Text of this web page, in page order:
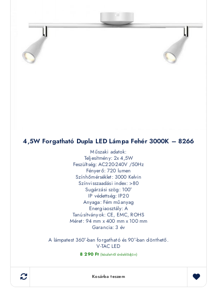
4,5W Forgatható Dupla LED Lámpa Fehér 3000K – 8266
Műszaki adatok:
Teljesítmény: 2x 4,5W
Feszültség: AC220-240V /50Hz
Fényerő: 720 lumen
Színhőmérséklet: 3000 Kelvin
Színvisszaadási index: >80
Sugárzási szög: 100°
IP védettség: IP20
Anyaga: Fém műanyag
Energiaosztály: A
Tanúsítványok: CE, EMC, ROHS
Méret: 94 mm x 400 mm x 100 mm
Garancia: 3 év
A lámpatest 360°-ban forgatható és 90°-ban dönthető.
V-TAC LED
8 290 Ft (készletről érdeklődjön)
Kosárba teszem